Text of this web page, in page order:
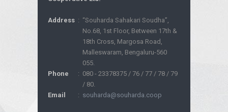
Address : “Souharda Sahakari Soudha”,
No.68, 1st Floor, Between 17th &
18th Cross, Margosa Road,
Malleswaram, Bengaluru-560
055.
Phone
: 080 - 23378375 / 76 / 77 / 78 / 79
/ 80.
Email
: souharda@souharda.coop